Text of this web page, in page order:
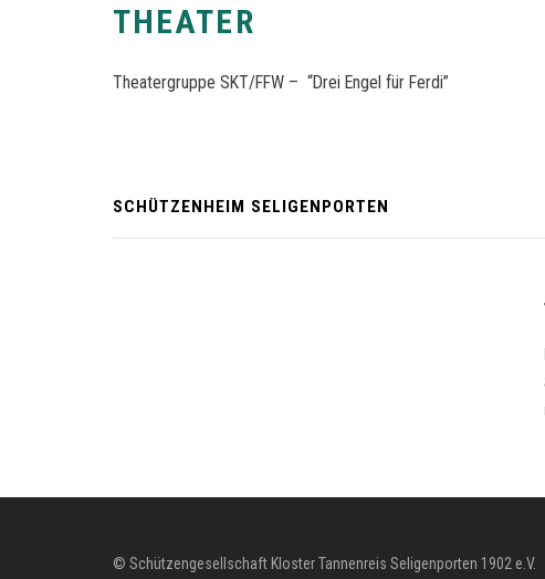
THEATER
Theatergruppe SKT/FFW – “Drei Engel für Ferdi”
SCHÜTZENHEIM SELIGENPORTEN
© Schützengesellschaft Kloster Tannenreis Seligenporten 1902 e.V.